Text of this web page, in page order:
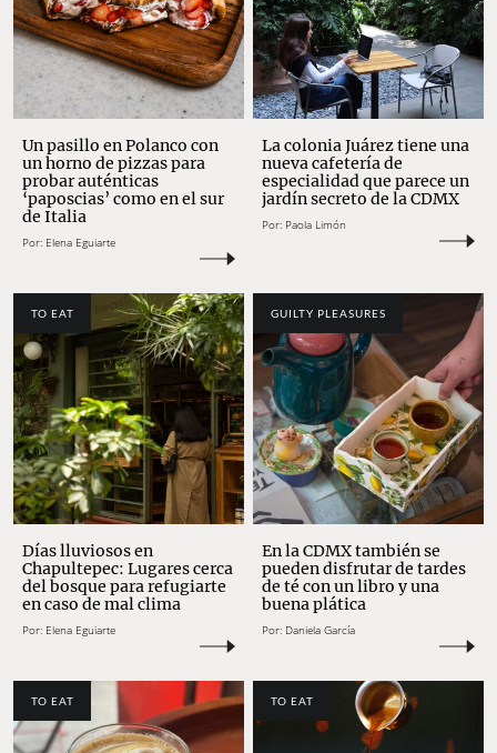
Un pasillo en Polanco con
un horno de pizzas para
probar auténticas
‘paposcias’ como en el sur
de Italia
Por: Elena Eguiarte
La colonia Juárez tiene una
nueva cafetería de
especialidad que parece un
jardín secreto de la CDMX
Por: Paola Limón
TO EAT
Días lluviosos en
Chapultepec: Lugares cerca
del bosque para refugiarte
en caso de mal clima
Por: Elena Eguiarte
GUILTY PLEASURES
En la CDMX también se
pueden disfrutar de tardes
de té con un libro y una
buena plática
Por: Daniela García
TO EAT TO EAT